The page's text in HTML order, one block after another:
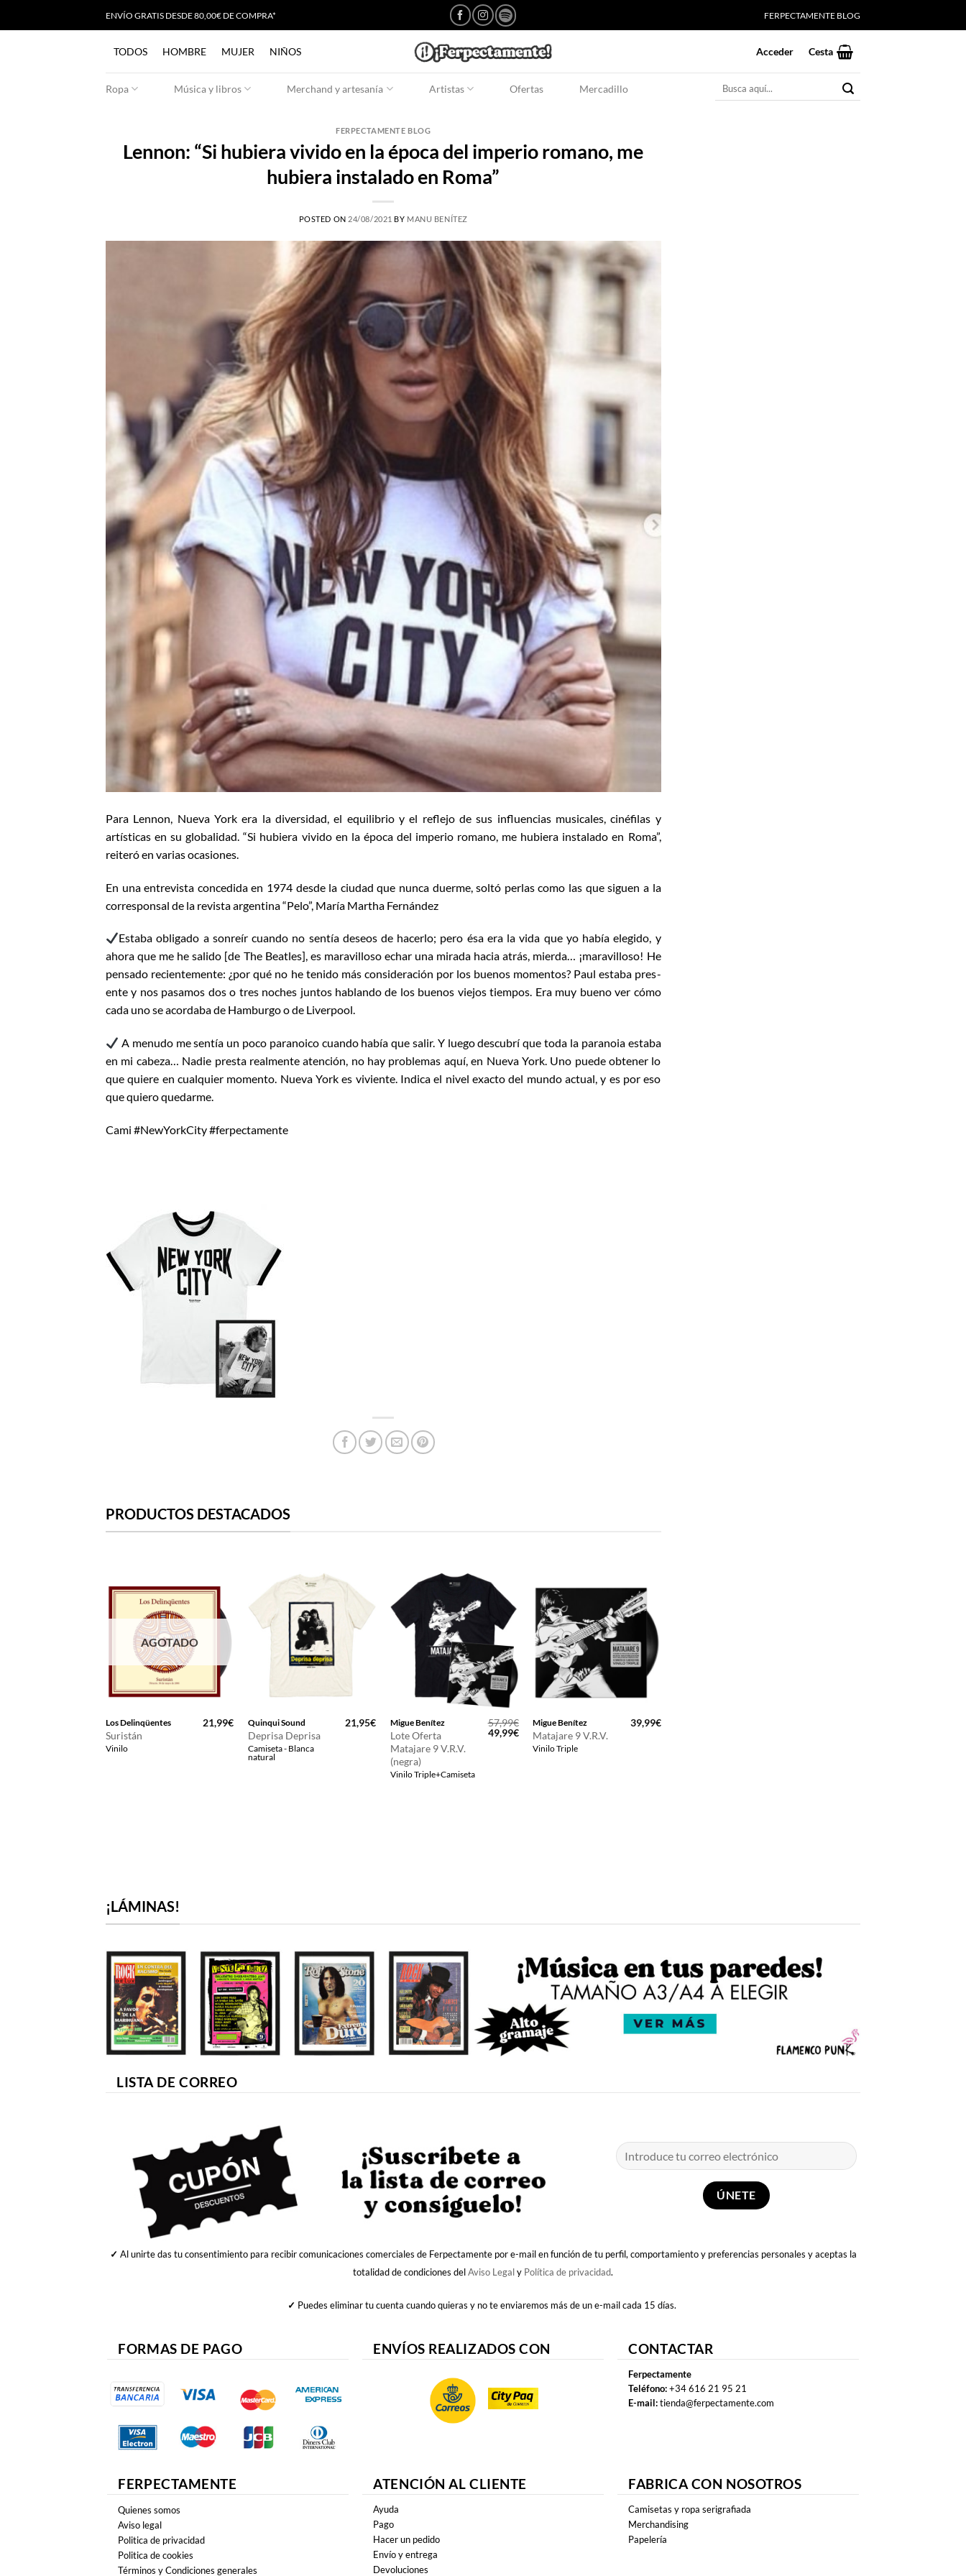
ENVÍO GRATIS DESDE 80,00€ DE COMPRA* FERPECTAMENTE BLOG
TODOS HOMBRE MUJER NIÑOS Acceder Cesta
Ropa Música y libros Merchand y artesanía Artistas Ofertas Mercadillo
Buscar
FERPECTAMENTE BLOG
Lennon: “Si hubiera vivido en la época del imperio romano, me
hubiera instalado en Roma”
POSTED ON 24/08/2021 BY MANU BENÍTEZ
Para Lennon, Nueva York era la diversidad, el equilibrio y el reflejo de sus influencias musicales, cinéfilas y
artísticas en su globalidad. “Si hubiera vivido en la época del imperio romano, me hubiera instalado en Roma”,
reiteró en varias ocasiones.
En una entrevista concedida en 1974 desde la ciudad que nunca duerme, soltó perlas como las que siguen a la
corresponsal de la revista argentina “Pelo”, María Martha Fernández
Estaba obligado a sonreír cuando no sentía deseos de hacerlo; pero ésa era la vida que yo había elegido, y
ahora que me he salido [de The Beatles], es maravilloso echar una mirada hacia atrás, mierda… ¡maravilloso! He
pensado recientemente: ¿por qué no he tenido más consideración por los buenos momentos? Paul estaba pres­
ente y nos pasamos dos o tres noches juntos hablando de los buenos viejos tiempos. Era muy bueno ver cómo
cada uno se acordaba de Hamburgo o de Liverpool.
A me­nudo me sentía un poco paranoi­co cuando había que salir. Y lue­go descubrí que toda la paranoia estaba
en mi cabeza… Nadie presta realmente atención, no hay problemas aquí, en Nueva York. Uno puede obtener lo
que quie­re en cualquier momento. Nueva York es viviente. Indica el nivel exacto del mundo actual, y es por eso
que quiero quedarme.
Cami #NewYorkCity #ferpectamente
PRODUCTOS DESTACADOS
AGOTADO
Los Delinqüentes
Suristán
Vinilo
21,99€ Quinqui Sound
Deprisa Deprisa
Camiseta - Blanca
natural
21,95€ Migue Benítez
Lote Oferta
Matajare 9 V.R.V.
(negra)
Vinilo Triple+Camiseta
57,99€
El
precio
49,99€El
precio
actual
Migue Benítez
Matajare 9 V.R.V.
Vinilo Triple
39,99€
¡LÁMINAS!
LISTA DE CORREO
✓ Al unirte das tu consentimiento para recibir comunicaciones comerciales de Ferpectamente por e-mail en función de tu perfil, comportamiento y preferencias personales y aceptas la
totalidad de condiciones delAviso Legaly Política de privacidad.
✓ Puedes eliminar tu cuenta cuando quieras y no te enviaremos más de un e-mail cada 15 días.
FORMAS DE PAGO ENVÍOS REALIZADOS CON CONTACTAR
Ferpectamente
Teléfono:+34 616 21 95 21
E-mail:tienda@ferpectamente.com
FERPECTAMENTE
Quienes somos
Aviso legal
Politica de privacidad
Politica de cookies
Términos y Condiciones generales
ATENCIÓN AL CLIENTE
Ayuda
Pago
Hacer un pedido
Envío y entrega
Devoluciones
FABRICA CON NOSOTROS
Camisetas y ropa serigrafiada
Merchandising
Papelería